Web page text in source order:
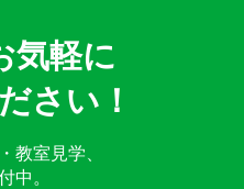
気軽に
さい！
教室見学、
中。